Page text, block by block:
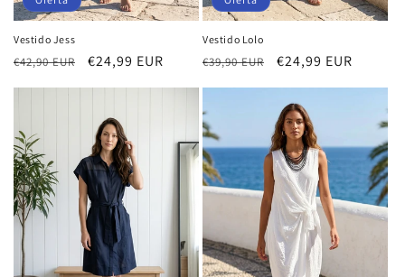
Vestido Jess
Precio
€42,90 EUR
Precio
€24,99 EUR
Vestido Lolo
Precio
€39,90 EUR
Precio
oferta
€24,99 EUR